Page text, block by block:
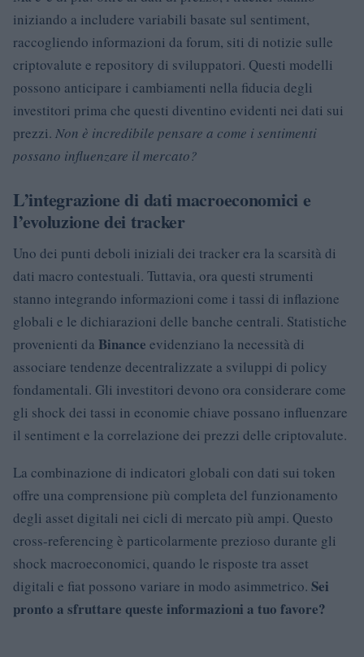
iniziando a includere variabili basate sul sentiment,
raccogliendo informazioni da forum, siti di notizie sulle
criptovalute e repository di sviluppatori. Questi modelli
possono anticipare i cambiamenti nella fiducia degli
investitori prima che questi diventino evidenti nei dati sui
prezzi. Non è incredibile pensare a come i sentimenti
possano influenzare il mercato?
L’integrazione di dati macroeconomici e
l’evoluzione dei tracker
Uno dei punti deboli iniziali dei tracker era la scarsità di
dati macro contestuali. Tuttavia, ora questi strumenti
stanno integrando informazioni come i tassi di inflazione
globali e le dichiarazioni delle banche centrali. Statistiche
provenienti da Binance evidenziano la necessità di
associare tendenze decentralizzate a sviluppi di policy
fondamentali. Gli investitori devono ora considerare come
gli shock dei tassi in economie chiave possano influenzare
il sentiment e la correlazione dei prezzi delle criptovalute.
La combinazione di indicatori globali con dati sui token
offre una comprensione più completa del funzionamento
degli asset digitali nei cicli di mercato più ampi. Questo
cross-referencing è particolarmente prezioso durante gli
shock macroeconomici, quando le risposte tra asset
digitali e fiat possono variare in modo asimmetrico. Sei
pronto a sfruttare queste informazioni a tuo favore?